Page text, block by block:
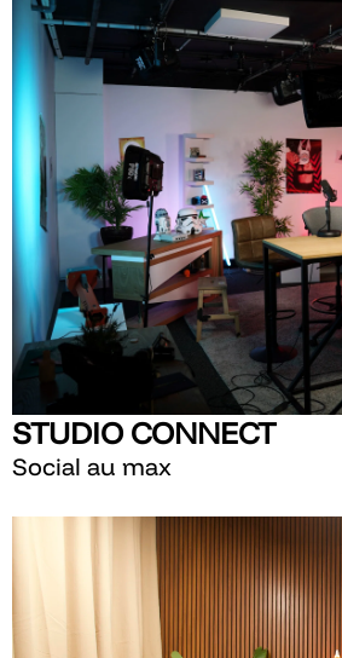
STUDIO CONNECT
Social au max